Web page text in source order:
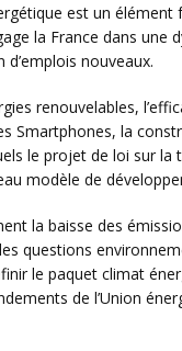
est un élément
la France dans
nouveaux.
renouvelables,
Smartphones, la
le projet de loi sur
modèle de
la baisse des
questions
le paquet climat
de l’Union